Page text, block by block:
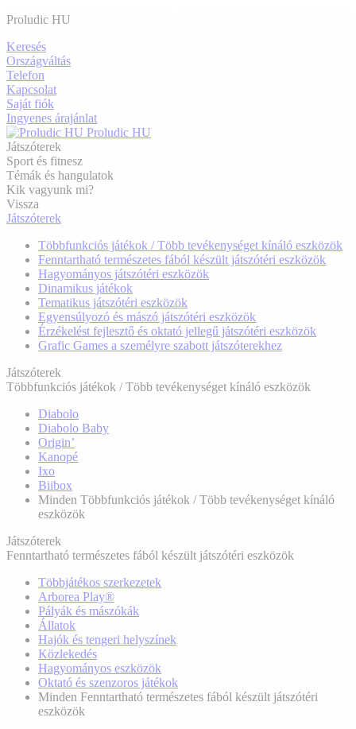
Proludic HU
Keresés
Országváltás
Telefon
Kapcsolat
Saját fiók
Ingyenes árajánlat
Proludic HU
Játszóterek
Sport és fitnesz
Témák és hangulatok
Kik vagyunk mi?
Vissza
Játszóterek
Többfunkciós játékok / Több tevékenységet kínáló eszközök
Fenntartható természetes fából készült játszótéri eszközök
Hagyományos játszótéri eszközök
Dinamikus játékok
Tematikus játszótéri eszközök
Egyensúlyozó és mászó játszótéri eszközök
Érzékelést fejlesztő és oktató jellegű játszótéri eszközök
Grafic Games a személyre szabott játszóterekhez
Játszóterek
Többfunkciós játékok / Több tevékenységet kínáló eszközök
Diabolo
Diabolo Baby
Origin’
Kanopé
Ixo
Biibox
Minden Többfunkciós játékok / Több tevékenységet kínáló
eszközök
Játszóterek
Fenntartható természetes fából készült játszótéri eszközök
Többjátékos szerkezetek
Arborea Play®
Pályák és mászókák
Állatok
Hajók és tengeri helyszínek
Közlekedés
Hagyományos eszközök
Oktató és szenzoros játékok
Minden Fenntartható természetes fából készült játszótéri
eszközök